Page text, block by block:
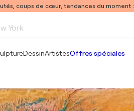
coups de cœur, tendances du moment :
York
Picasso
DessinArtistesOffres spéciales